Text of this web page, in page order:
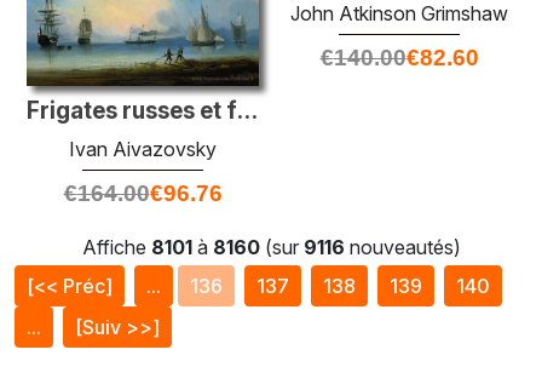
John Atkinson Grimshaw
€140.00€82.60
Frigates russes et françaises
Ivan Aivazovsky
€164.00€96.76
Affiche 8101à 8160(sur 9116 nouveautés)
[<< Préc]
... 136 137 138 139
140
...
[Suiv >>]